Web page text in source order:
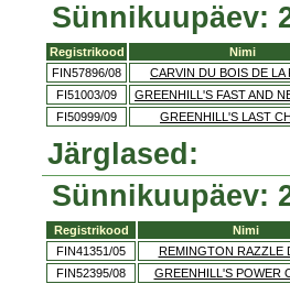
Sünnikuupäev:
Registrikood Nimi
FIN57896/08
CARVIN DU BOIS DE LA
FI51003/09
GREENHILL'S FAST AND
FI50999/09
GREENHILL'S LAST
Järglased:
Sünnikuupäev:
Registrikood Nimi
FIN41351/05
REMINGTON RAZZLE
FIN52395/08
GREENHILL'S POWER